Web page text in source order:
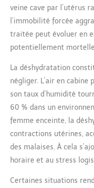
veine cave par l’utérus
l’immobilité forcée
traitée peut évoluer en
potentiellement
La déshydratation
négliger. L’air en
son taux d’humidité
60 % dans un
femme enceinte, la
contractions utérines,
des malaises. À cela
horaire et au stress
Certaines situations